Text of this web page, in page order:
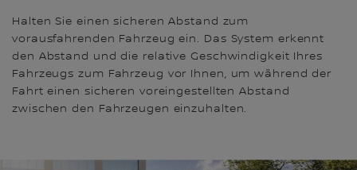
Halten Sie einen sicheren Abstand zum
vorausfahrenden Fahrzeug ein. Das System erkennt
den Abstand und die relative Geschwindigkeit Ihres
Fahrzeugs zum Fahrzeug vor Ihnen, um während der
Fahrt einen sicheren voreingestellten Abstand
zwischen den Fahrzeugen einzuhalten.